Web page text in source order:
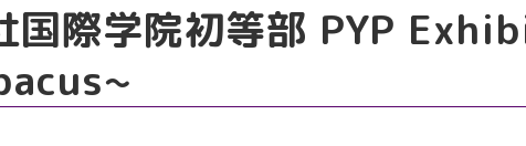
国際学院初等部 PYP